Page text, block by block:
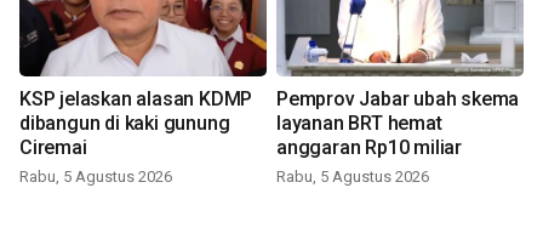
KSP jelaskan alasan KDMP
dibangun di kaki gunung
Ciremai
Rabu, 5 Agustus 2026
Pemprov Jabar ubah skema
layanan BRT hemat
anggaran Rp10 miliar
Rabu, 5 Agustus 2026